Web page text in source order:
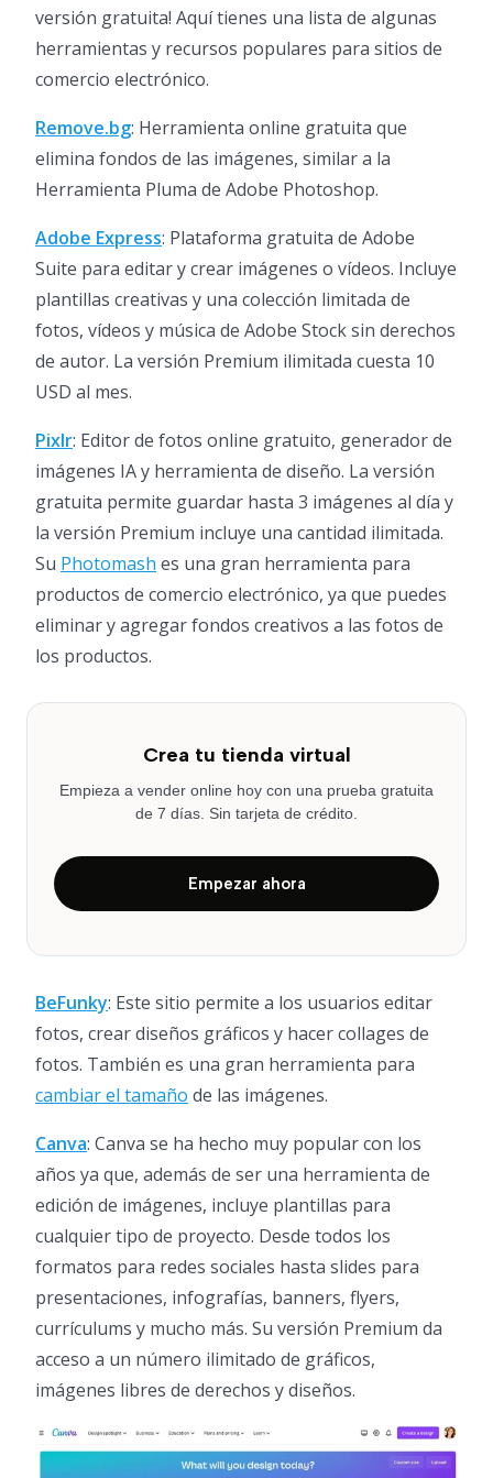
versión gratuita! Aquí tienes una lista de algunas
herramientas y recursos populares para sitios de
comercio electrónico.
Remove.bg: Herramienta online gratuita que
elimina fondos de las imágenes, similar a la
Herramienta Pluma de Adobe Photoshop.
Adobe Express: Plataforma gratuita de Adobe
Suite para editar y crear imágenes o vídeos. Incluye
plantillas creativas y una colección limitada de
fotos, vídeos y música de Adobe Stock sin derechos
de autor. La versión Premium ilimitada cuesta 10
USD al mes.
Pixlr: Editor de fotos online gratuito, generador de
imágenes IA y herramienta de diseño. La versión
gratuita permite guardar hasta 3 imágenes al día y
la versión Premium incluye una cantidad ilimitada.
Su Photomash es una gran herramienta para
productos de comercio electrónico, ya que puedes
eliminar y agregar fondos creativos a las fotos de
los productos.
Crea tu tienda virtual
Empieza a vender online hoy con una prueba gratuita
de 7 días. Sin tarjeta de crédito.
Empezar ahora
BeFunky: Este sitio permite a los usuarios editar
fotos, crear diseños gráficos y hacer collages de
fotos. También es una gran herramienta para
cambiar el tamaño de las imágenes.
Canva: Canva se ha hecho muy popular con los
años ya que, además de ser una herramienta de
edición de imágenes, incluye plantillas para
cualquier tipo de proyecto. Desde todos los
formatos para redes sociales hasta slides para
presentaciones, infografías, banners, flyers,
currículums y mucho más. Su versión Premium da
acceso a un número ilimitado de gráficos,
imágenes libres de derechos y diseños.